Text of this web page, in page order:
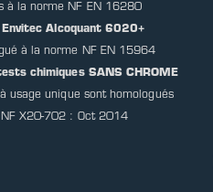
à la norme NF EN 16280
Envitec Alcoquant 6020+
à la norme NF EN 15964
chimiques SANS CHROME
usage unique sont homologués
X20-702 : Oct 2014